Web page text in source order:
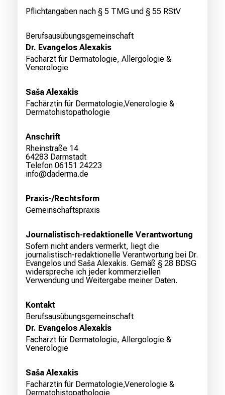
Pflichtangaben­ nach § 5 TMG und § 55 RStV
Berufsausübungsgemeinschaft
Dr. Evangelos Alexakis
Facharzt für Dermatologie, Allergologie &
Venerologie
Saša Alexakis
Fachärztin für Dermatologie,Venerologie &
Dermatohistopathologie
Anschrift
Rheinstraße 14
64283 Darmstadt
Telefon 06151 24223
info@daderma.de
Praxis-/Rechtsform
Gemeinschaftspraxis
Journalistisch-redaktionelle Verantwortung
Sofern nicht anders vermerkt, liegt die
journalistisch-redaktionelle Verantwortung bei Dr.
Evangelos und Saša Alexakis. Gemäß § 28 BDSG
widerspreche ich jeder kommerziellen
Verwendung und Weitergabe meiner Daten.
Kontakt
Berufsausübungsgemeinschaft
Dr. Evangelos Alexakis
Facharzt für Dermatologie, Allergologie &
Venerologie
Saša Alexakis
Fachärztin für Dermatologie,Venerologie &
Dermatohistopathologie